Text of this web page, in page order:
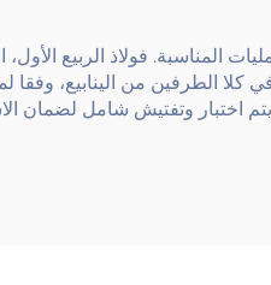
المناسبة. فولاذ الربيع الأول،
الطرفين من الينابيع، وفقا
اختبار وتفتيش شامل لضمان